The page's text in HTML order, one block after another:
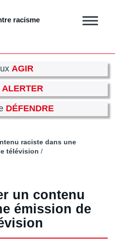
racisme
Afficher
AGIR
ALERTER
DÉFENDRE
raciste dans une
télévision
un contenu
émission de